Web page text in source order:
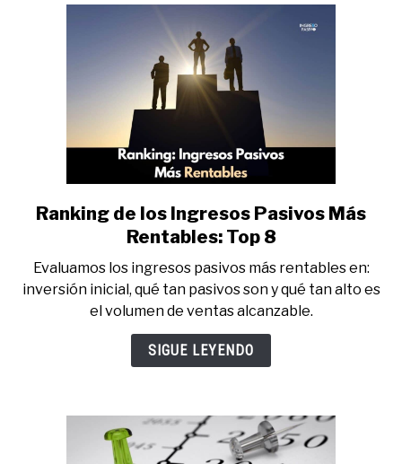
link
to
de
los
Ingresos
Pasivos
8
Ranking de los Ingresos Pasivos Más
Rentables: Top 8
Evaluamos los ingresos pasivos más rentables en:
inversión inicial, qué tan pasivos son y qué tan alto es
el volumen de ventas alcanzable.
SIGUE LEYENDO